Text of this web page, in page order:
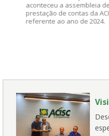
aconteceu a assembleia
prestação de contas da
referente ao ano de 2024.